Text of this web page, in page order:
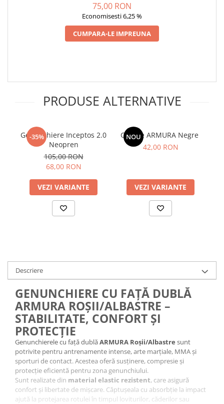
75,00 RON
Economisesti 6,25 %
CUMPARA-LE IMPREUNA
PRODUSE ALTERNATIVE
-35%
Genunchiere Inceptos 2.0
Neopren
105,00 RON
68,00 RON
VEZI VARIANTE
NOU
Cotiere ARMURA Negre
42,00 RON
VEZI VARIANTE
Descriere
GENUNCHIERE CU FAȚĂ DUBLĂ
ARMURA ROȘII/ALBASTRE –
STABILITATE, CONFORT ȘI
PROTECȚIE
Genunchierele cu față dublăARMURA Roșii/Albastre sunt
potrivite pentru antrenamente intense, arte marțiale, MMA și
sporturi de contact. Acestea oferă susținere, compresie și
protecție eficientă pentru zona genunchiului.
Sunt realizate din material elastic rezistent, care asigură
confort și libertate de mișcare. Căptușeala cu absorbție la impact
ajută la protejarea rotulei în timpul loviturilor, căderilor sau